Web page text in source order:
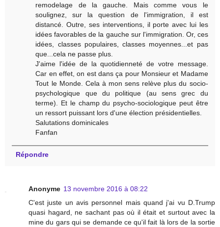
remodelage de la gauche. Mais comme vous le
soulignez, sur la question de l'immigration, il est
distancé. Outre, ses interventions, il porte avec lui les
idées favorables de la gauche sur l'immigration. Or, ces
idées, classes populaires, classes moyennes...et pas
que...cela ne passe plus.
J'aime l'idée de la quotidienneté de votre message.
Car en effet, on est dans ça pour Monsieur et Madame
Tout le Monde. Cela à mon sens relève plus du socio-
psychologique que du politique (au sens grec du
terme). Et le champ du psycho-sociologique peut être
un ressort puissant lors d'une élection présidentielles.
Salutations dominicales
Fanfan
Répondre
Anonyme 13 novembre 2016 à 08:22
C'est juste un avis personnel mais quand j'ai vu D.Trump
quasi hagard, ne sachant pas où il était et surtout avec la
mine du gars qui se demande ce qu'il fait là lors de la sortie